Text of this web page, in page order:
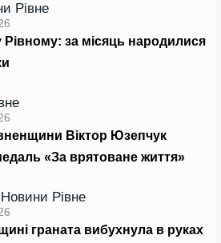
Рівне
Рівному: за місяць народилися
Віктор Юзепчук
«За врятоване життя»
Новини Рівне
граната вибухнула в руках